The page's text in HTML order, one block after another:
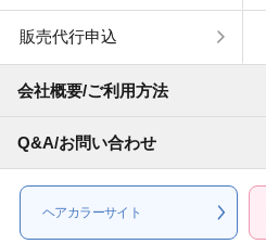
販売代行申込
会社概要/ご利用方法
Q&A/お問い合わせ
ヘアカラーサイト